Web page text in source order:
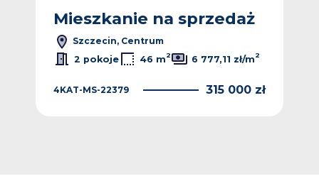
Mieszkanie na sprzedaż
Szczecin, Centrum
2 pokoje
46 m2 6 777,11 zł/m2
4KAT-MS-22379 315 000 zł